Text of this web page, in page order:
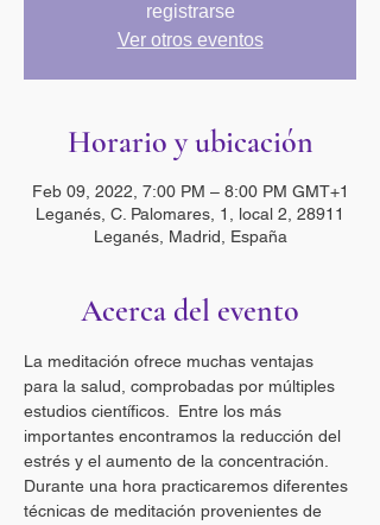
registrarse
Ver otros eventos
Horario y ubicación
Feb 09, 2022, 7:00 PM – 8:00 PM GMT+1
Leganés, C. Palomares, 1, local 2, 28911
Leganés, Madrid, España
Acerca del evento
La meditación ofrece muchas ventajas
para la salud, comprobadas por múltiples
estudios científicos.  Entre los más
importantes encontramos la reducción del
estrés y el aumento de la concentración.
Durante una hora practicaremos diferentes
técnicas de meditación provenientes de